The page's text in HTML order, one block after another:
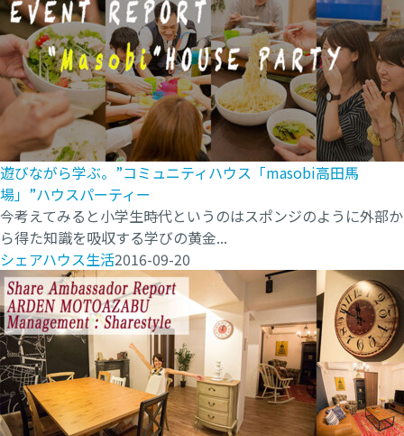
遊びながら学ぶ。”コミュニティハウス「masobi高田馬
場」”ハウスパーティー
今考えてみると小学生時代というのはスポンジのように外部か
ら得た知識を吸収する学びの黄金...
シェアハウス生活2016-09-20